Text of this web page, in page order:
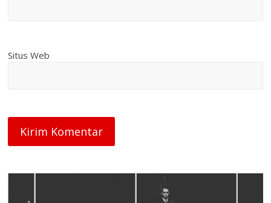
Situs Web